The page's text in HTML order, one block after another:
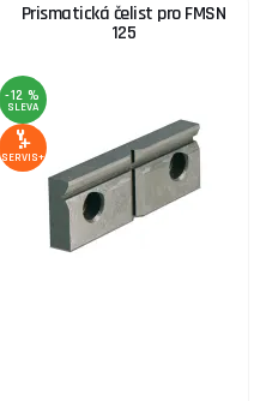
Prismatická čelist pro FMSN
125
-12 %
SLEVA
SERVIS+